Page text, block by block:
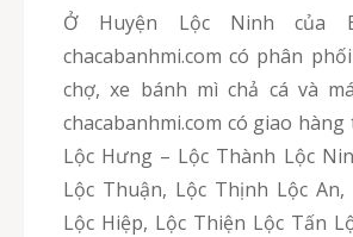
Ở Huyện Lộc Ninh của Bình Phước,
chacabanhmi.com có phân
chợ, xe bánh mì chả cá và
chacabanhmi.com có giao
Lộc Hưng – Lộc Thành Lộc
Lộc Thuận, Lộc Thịnh Lộc An,
Lộc Hiệp, Lộc Thiện Lộc Tấn